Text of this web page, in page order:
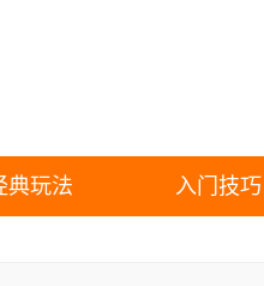
典玩法 入门技巧